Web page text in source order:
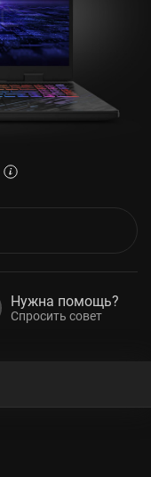
Нужна помощь?
Спросить совет